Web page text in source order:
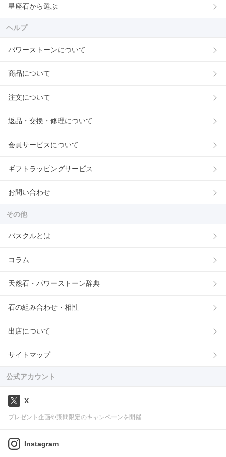
星座石から選ぶ
ヘルプ
パワーストーンについて
商品について
注文について
返品・交換・修理について
会員サービスについて
ギフトラッピングサービス
お問い合わせ
その他
パスクルとは
コラム
天然石・パワーストーン辞典
石の組み合わせ・相性
出店について
サイトマップ
公式アカウント
X
プレゼント企画や期間限定のキャンペーンを開催
Instagram